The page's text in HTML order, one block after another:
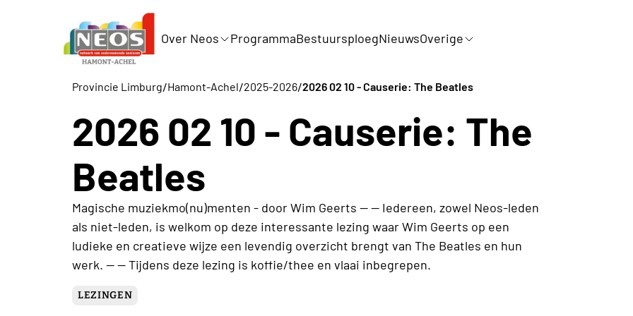
Over Neos ProgrammaBestuursploegNieuwsOverige
Provincie Limburg/Hamont-Achel/2025-2026/2026 02 10 - Causerie: The Beatles
2026 02 10 - Causerie: The
Beatles
Magische muziekmo(nu)menten - door Wim Geerts -- -- Iedereen, zowel Neos-leden
als niet-leden, is welkom op deze interessante lezing waar Wim Geerts op een
ludieke en creatieve wijze een levendig overzicht brengt van The Beatles en hun
werk. -- -- Tijdens deze lezing is koffie/thee en vlaai inbegrepen.
LEZINGEN